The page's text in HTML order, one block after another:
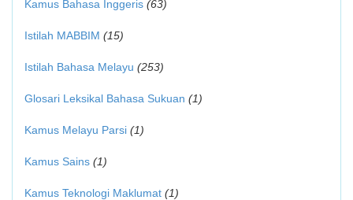
Kamus Bahasa Inggeris (63)
Istilah MABBIM (15)
Istilah Bahasa Melayu (253)
Glosari Leksikal Bahasa Sukuan (1)
Kamus Melayu Parsi (1)
Kamus Sains (1)
Kamus Teknologi Maklumat (1)